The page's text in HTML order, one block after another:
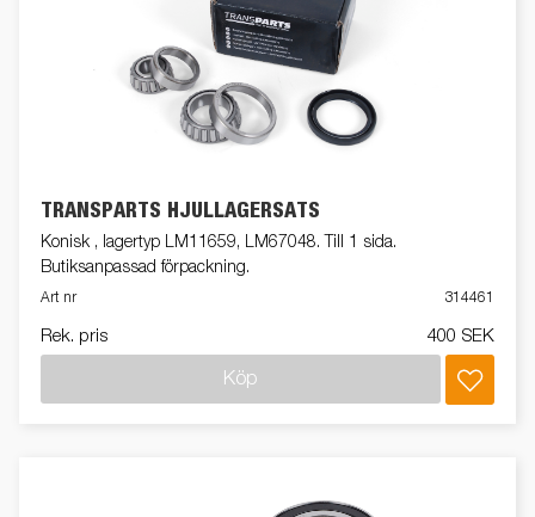
TRANSPARTS HJULLAGERSATS
Konisk , lagertyp LM11659, LM67048. Till 1 sida.
Butiksanpassad förpackning.
Art nr 314461
Rek. pris 400 SEK
Köp